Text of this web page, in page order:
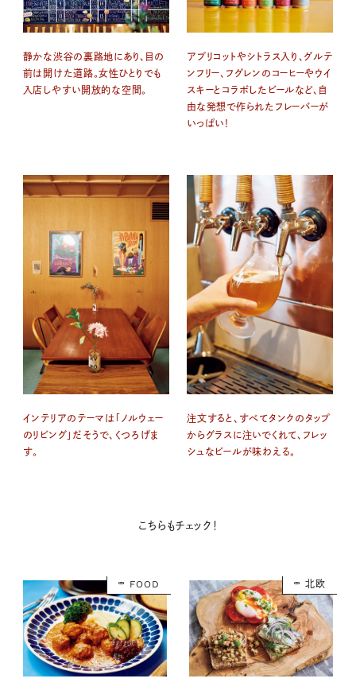
静かな渋谷の裏路地にあり、目の
前は開けた道路。女性ひとりでも
入店しやすい開放的な空間。
アプリコットやシトラス入り、グルテ
ンフリー、フグレンのコーヒーやウイ
スキーとコラボしたビールなど、自
由な発想で作られたフレーバーが
いっぱい！
インテリアのテーマは「ノルウェー
のリビング」だそうで、くつろげま
す。
注文すると、すべてタンクのタップ
からグラスに注いでくれて、フレッ
シュなビールが味わえる。
こちらもチェック！
FOOD 北欧